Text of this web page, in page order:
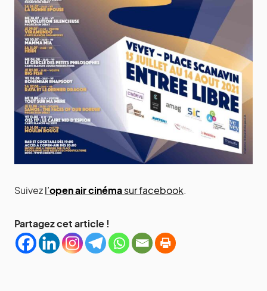
Suivezl’open air cinémasur facebook.
Partagez cet article !